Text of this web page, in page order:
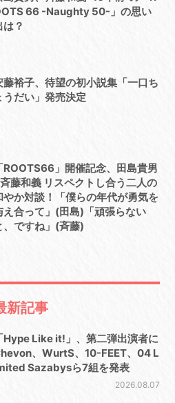
66 -Naughty 50-」の思い
は？
藤裕子、待望の初小説集「一口ち
うだい」発売決定
「ROOTS66」開催記念、田島貴男
藤和義 リスペクトし合う二人の
やか対談！「僕らの年代が勇気を
え合って」(田島)「頑張らない
、ですね」(斉藤)
新記事
「Hype Like it!」、第二弾出演者に
、WurtS、10-FEET、04 L
Sazabysら7組を発表
2026.08.07